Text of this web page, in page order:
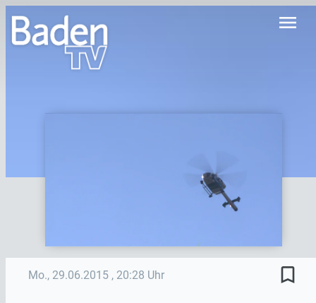
menu
Mo., 29.06.2015 , 20:28 Uhr bookmark_border